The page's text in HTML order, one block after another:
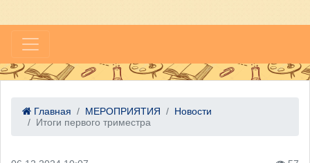
Главная МЕРОПРИЯТИЯ
Новости
Итоги первого триместра